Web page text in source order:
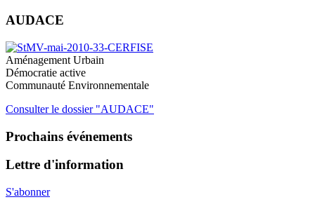
AUDACE
Aménagement Urbain
Démocratie active
Communauté Environnementale
Consulter le dossier "AUDACE"
Prochains événements
Lettre d'information
S'abonner